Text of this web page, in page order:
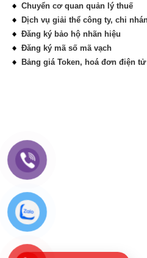
Chuyển cơ quan quản lý thuế
Dịch vụ giải thể công ty, chi
Đăng ký bảo hộ nhãn hiệu
Đăng ký mã số mã vạch
Bảng giá Token, hoá đơn điện tử